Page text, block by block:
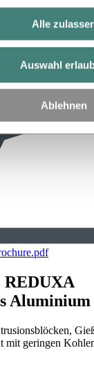
Alle
Auswahl
Ablehnen
Aluminium
mit geringen